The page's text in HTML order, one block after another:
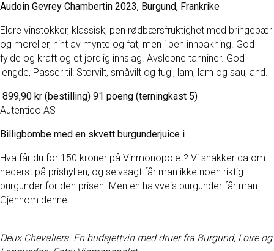
Audoin Gevrey Chambertin 2023, Burgund, Frankrike
Eldre vinstokker, klassisk, pen rødbærsfruktighet med bringebær
og moreller, hint av mynte og fat, men i pen innpakning. God
fylde og kraft og et jordlig innslag. Avslepne tanniner. God
lengde, Passer til: Storvilt, småvilt og fugl, lam, lam og sau, and.
899,90 kr (bestilling) 91 poeng (terningkast 5)
Autentico AS
Billigbombe med en skvett burgunderjuice i
Hva får du for 150 kroner på Vinmonopolet? Vi snakker da om
nederst på prishyllen, og selvsagt får man ikke noen riktig
burgunder for den prisen. Men en halvveis burgunder får man.
Gjennom denne:
Deux Chevaliers. En budsjettvin med druer fra Burgund, Loire og